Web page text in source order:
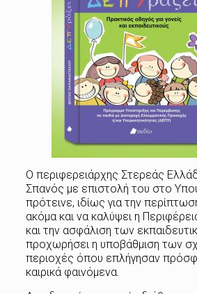
Ο περιφερειάρχης Στερεάς
Σπανός με επιστολή του στο
πρότεινε, ιδίως για την
ακόμα και να καλύψει η
και την ασφάλιση των
προχωρήσει η υποβάθμιση των
περιοχές όπου επλήγησαν
καιρικά φαινόμενα.